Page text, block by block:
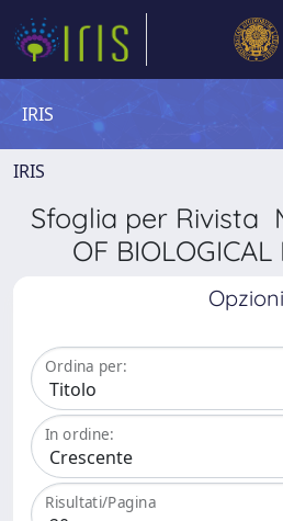
IRIS
IRIS
Sfoglia per Rivista
OF BIOLOGICAL
Opzioni
Ordina per:
In ordine:
Risultati/Pagina